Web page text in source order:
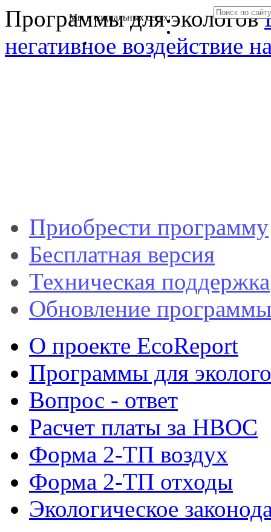
Мы в социальных сетях:
Программы для экологов
негативное воздействие
Приобрести программу
Бесплатная версия
Техническая поддержка
Обновление программы
О проекте EcoReport
Программы для
Вопрос - ответ
Расчет платы за НВОС
Форма 2-ТП воздух
Форма 2-ТП отходы
Экологическое